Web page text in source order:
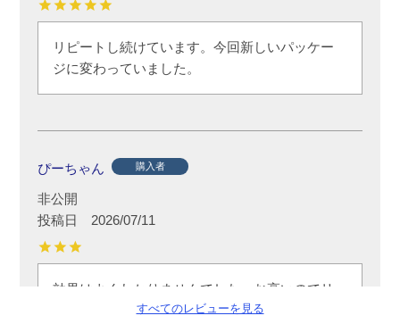
リピートし続けています。今回新しいパッケー
ジに変わっていました。
ぴーちゃん 購入者
非公開
投稿日
2026/07/11
効果はよくわかりませんでした。お高いのでリ
ピは今のところないです。
すべてのレビューを見る